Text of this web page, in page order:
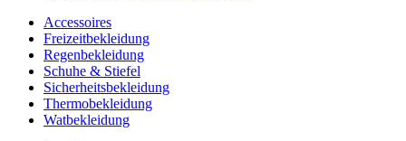
Accessoires
Freizeitbekleidung
Regenbekleidung
Schuhe & Stiefel
Sicherheitsbekleidung
Thermobekleidung
Watbekleidung